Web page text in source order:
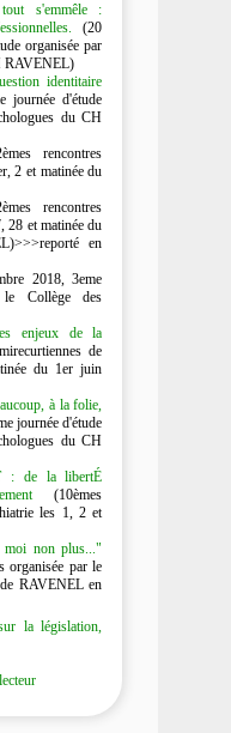
s'emmêle :
(20
organisée par
RAVENEL)
identitaire
journée d'étude
du CH
rencontres
2 et matinée du
rencontres
28 et matinée du
en
2018, 3eme
le Collège des
enjeux de la
de
du 1er juin
à la folie,
journée d'étude
du CH
: de la libertÉ
(10èmes
les 1, 2 et
moi non plus..."
organisée par le
RAVENEL en
la législation,